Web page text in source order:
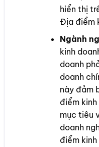
hiển thị
Địa điểm
Ngành
kinh
doanh
doanh
này đảm
điểm
mục tiêu
doanh
điểm